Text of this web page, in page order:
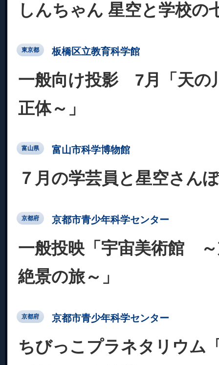
しんちゃん 星空と学校の
東京都 板橋区立教育科学館
一般向け投影 7月「天の
正体～」
富山県 富山市科学博物館
７月の学芸員と星空さん
京都府 京都市青少年科学センター
一般投映「宇宙美術館
絶景の旅～」
京都府 京都市青少年科学センター
ちびっこプラネタリウム